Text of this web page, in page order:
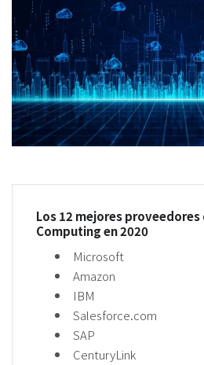
Los 12 mejores proveedores
Computing en 2020
Microsoft
Amazon
IBM
Salesforce.com
SAP
CenturyLink